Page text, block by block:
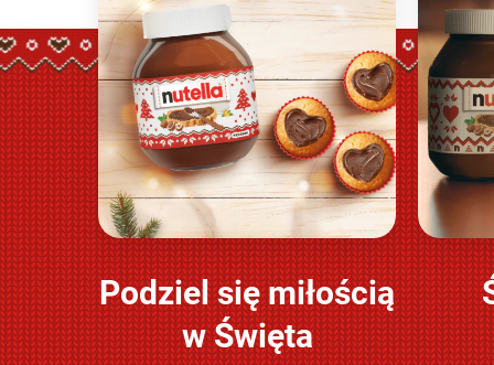
Sprawdź
Podziel się miłością
w Święta